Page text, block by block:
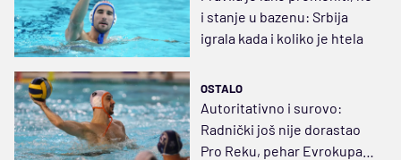
i stanje u bazenu: Srbija
igrala kada i koliko je htela
OSTALO
Autoritativno i surovo:
Radnički još nije dorastao
Pro Reku, pehar Evrokupa